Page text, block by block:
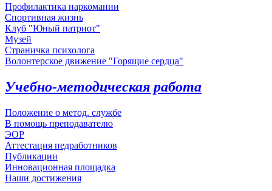
Профилактика наркомании
Спортивная жизнь
Клуб "Юный патриот"
Музей
Страничка психолога
Волонтерское движение "Горящие сердца"
Учебно-методическая работа
Положение о метод. службе
В помощь преподавателю
ЭОР
Аттестация педработников
Публикации
Инновационная площадка
Наши достижения